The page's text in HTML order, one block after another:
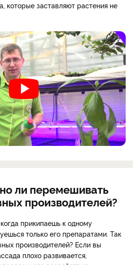
которые заставляют растения не
ли перемешивать
производителей?
прикипаешь к одному
только его препаратами. Так
производителей? Если вы
плохо развивается,